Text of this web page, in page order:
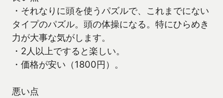
・それなりに頭を使うパズルで、これまでにない
タイプのパズル。頭の体操になる。特にひらめき
力が大事な気がします。
・2人以上ですると楽しい。
・価格が安い（1800円）。
悪い点